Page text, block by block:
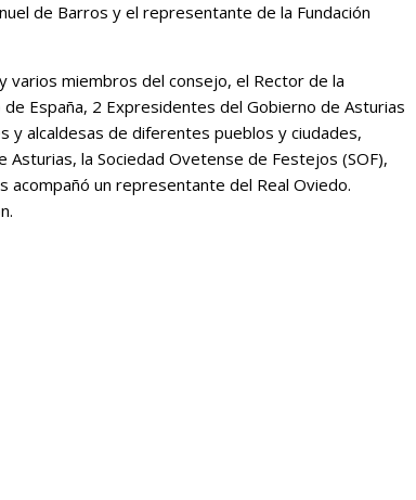
de Barros y el representante de la Fundación
varios miembros del consejo, el Rector de la
España, 2 Expresidentes del Gobierno de Asturias
y alcaldesas de diferentes pueblos y ciudades,
la Sociedad Ovetense de Festejos (SOF),
acompañó un representante del Real Oviedo.